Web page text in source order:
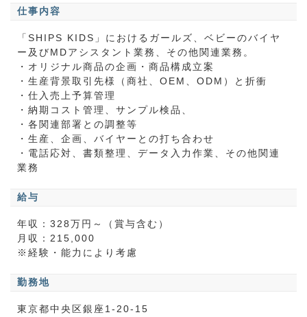
仕事内容
「SHIPS KIDS」におけるガールズ、ベビーのバイヤ
ー及びMDアシスタント業務、その他関連業務。
・オリジナル商品の企画・商品構成立案
・生産背景取引先様（商社、OEM、ODM）と折衝
・仕入売上予算管理
・納期コスト管理、サンプル検品、
・各関連部署との調整等
・生産、企画、バイヤーとの打ち合わせ
・電話応対、書類整理、データ入力作業、その他関連
業務
給与
年収：328万円～（賞与含む）
月収：215,000
※経験・能力により考慮
勤務地
東京都中央区銀座1-20-15